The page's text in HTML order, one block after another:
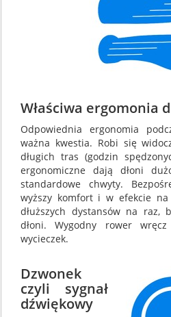
Właściwa ergomonia
Odpowiednia ergonomia
ważna kwestia. Robi się
długich tras (godzin
ergonomiczne dają dłoni
standardowe chwyty.
wyższy komfort i w efekcie na
dłuższych dystansów na raz,
dłoni. Wygodny rower
wycieczek.
Dzwonek
czyli sygnał
dźwiękowy